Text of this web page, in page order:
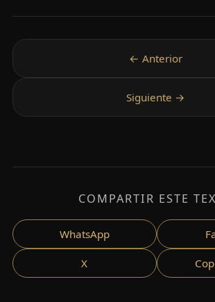
COMPARTIR ESTE
WhatsApp
X